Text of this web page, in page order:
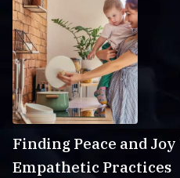
Finding Peace and
Empathetic Practices